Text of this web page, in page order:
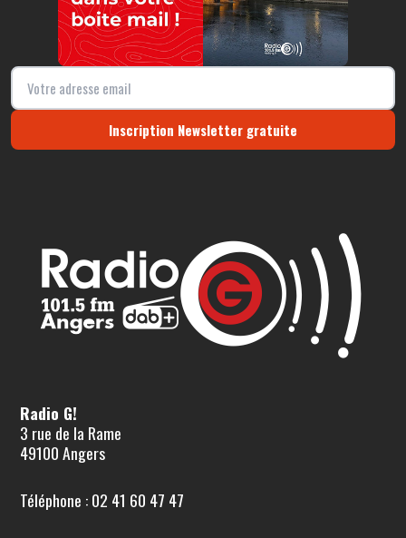
Inscription Newsletter gratuite
Radio G!
3 rue de la Rame
49100 Angers
Téléphone : 02 41 60 47 47